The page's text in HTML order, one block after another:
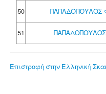
50
ΠΑΠΑΔΟΠΟΥΛΟΣ
51
Επιστροφή στην Ελληνική